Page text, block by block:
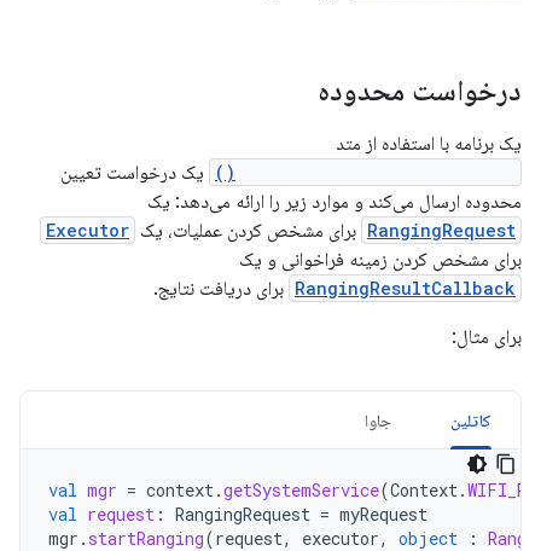
درخواست محدوده
یک برنامه با استفاده از متد
یک درخواست تعیین
محدوده ارسال می‌کند و موارد زیر را ارائه می‌دهد: یک
RangingRequest برای مشخص کردن عملیات، یک Executor
برای مشخص کردن زمینه فراخوانی و یک
RangingResultCallback برای دریافت نتایج.
برای مثال:
کاتلین جاوا
val mgr = context.getSystemService(Context.
val request : RangingRequest = myRequest
mgr . startRanging(request, executor, object :